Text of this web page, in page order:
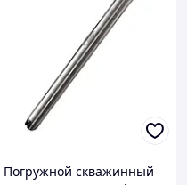
Погружной скважинный